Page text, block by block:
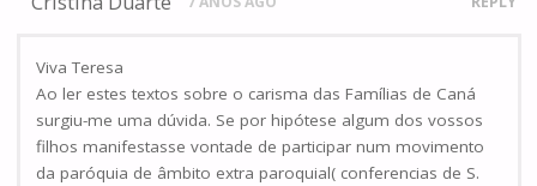
Viva Teresa
Ao ler estes textos sobre o carisma das Famílias de Caná
surgiu-me uma dúvida. Se por hipótese algum dos vossos
filhos manifestasse vontade de participar num movimento
da paróquia de âmbito extra paroquial( conferencias de S.